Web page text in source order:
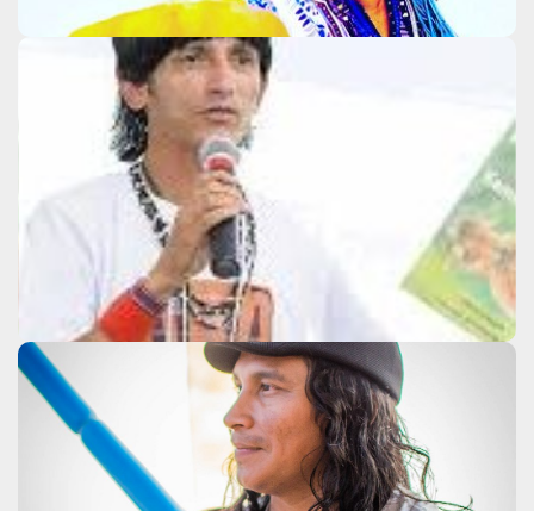
Olivio Jekupé
Clique aqui
Roni Wasiry Guará